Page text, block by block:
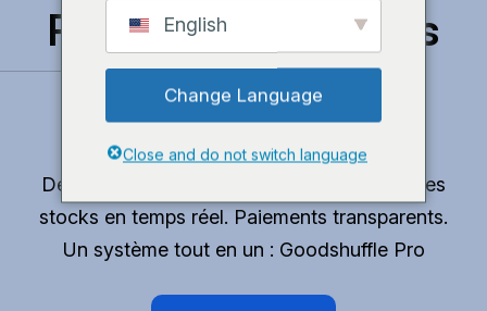
Retrouvez du temps
pour faire ce que
vous aimez.
Devis professionnels en 10 minutes. Suivi des
stocks en temps réel. Paiements transparents.
Un système tout en un : Goodshuffle Pro
English
Change Language
Close and do not switch language